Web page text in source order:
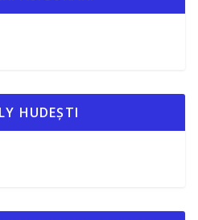
HUDEȘTI